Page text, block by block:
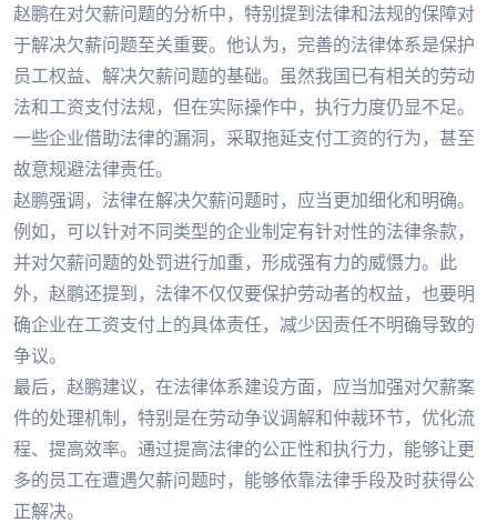
赵鹏在对欠薪问题的分析中，特别提到法律和法规的保障对
于解决欠薪问题至关重要。他认为，完善的法律体系是保护
员工权益、解决欠薪问题的基础。虽然我国已有相关的劳动
法和工资支付法规，但在实际操作中，执行力度仍显不足。
一些企业借助法律的漏洞，采取拖延支付工资的行为，甚至
故意规避法律责任。
赵鹏强调，法律在解决欠薪问题时，应当更加细化和明确。
例如，可以针对不同类型的企业制定有针对性的法律条款，
并对欠薪问题的处罚进行加重，形成强有力的威慑力。此
外，赵鹏还提到，法律不仅仅要保护劳动者的权益，也要明
确企业在工资支付上的具体责任，减少因责任不明确导致的
争议。
最后，赵鹏建议，在法律体系建设方面，应当加强对欠薪案
件的处理机制，特别是在劳动争议调解和仲裁环节，优化流
程、提高效率。通过提高法律的公正性和执行力，能够让更
多的员工在遭遇欠薪问题时，能够依靠法律手段及时获得公
正解决。